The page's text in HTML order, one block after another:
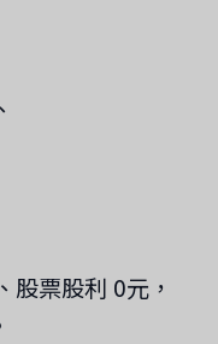
票股利 0元，